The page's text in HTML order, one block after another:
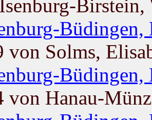
Büdingen,
von Solms,
Büdingen,
von Hanau-